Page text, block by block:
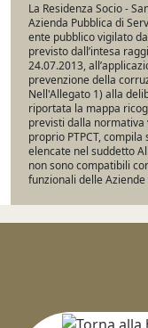
La Residenza Socio -
Azienda Pubblica di
ente pubblico vigilato
previsto dall’intesa
24.07.2013,
prevenzione della
Nell'Allegato 1) alla
riportata la mappa
previsti dalla normativa
proprio PTPCT,
elencate nel suddetto
non sono compatibili
funzionali delle